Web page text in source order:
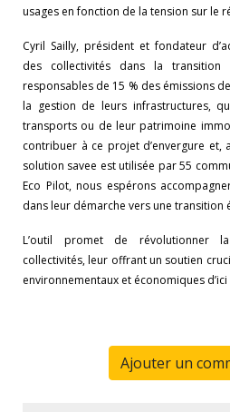
usages en fonction de la tension sur le
Cyril Sailly, président et fondateur
des collectivités dans la
responsables de 15 % des émissions
la gestion de leurs infrastructures,
transports ou de leur patrimoine
contribuer à ce projet d’envergure et,
solution savee est utilisée par 55
Eco Pilot, nous espérons
dans leur démarche vers une transition
L’outil promet de révolutionner
collectivités, leur offrant un soutien
environnementaux et économiques d’ici
Ajouter un